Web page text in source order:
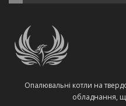
Опалювальні котли на
обладнання,